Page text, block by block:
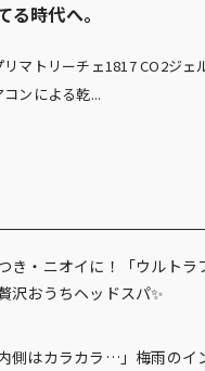
る時代へ。
マトリーチェ1817 CO2ジェ
ンによる乾...
き・ニオイに！「ウルト
沢おうちヘッドスパ✨
側はカラカラ…」梅雨のイ